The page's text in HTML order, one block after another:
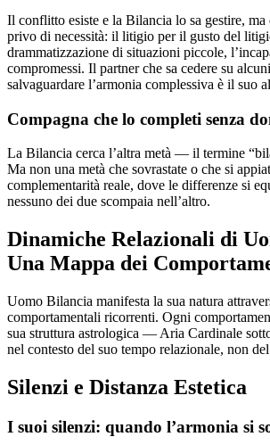
Il conflitto esiste e la Bilancia lo sa gestire,
privo di necessità: il litigio per il gusto del
drammatizzazione di situazioni piccole,
compromessi. Il partner che sa cedere su
salvaguardare l’armonia complessiva è il suo
Compagna che lo completi senza
La Bilancia cerca l’altra metà — il termine
Ma non una metà che sovrastate o che si
complementarità reale, dove le differenze si
nessuno dei due scompaia nell’altro.
Dinamiche Relazionali di
Una Mappa dei
Uomo Bilancia manifesta la sua natura
comportamentali ricorrenti. Ogni
sua struttura astrologica — Aria Cardinale
nel contesto del suo tempo relazionale, non
Silenzi e Distanza Estetica
I suoi silenzi: quando l’armonia si